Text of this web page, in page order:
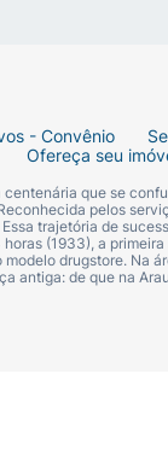
- Convênio
Ofereça seu
que se
pelos
trajetória de
(1933), a
drugstore. Na
antiga: de que na